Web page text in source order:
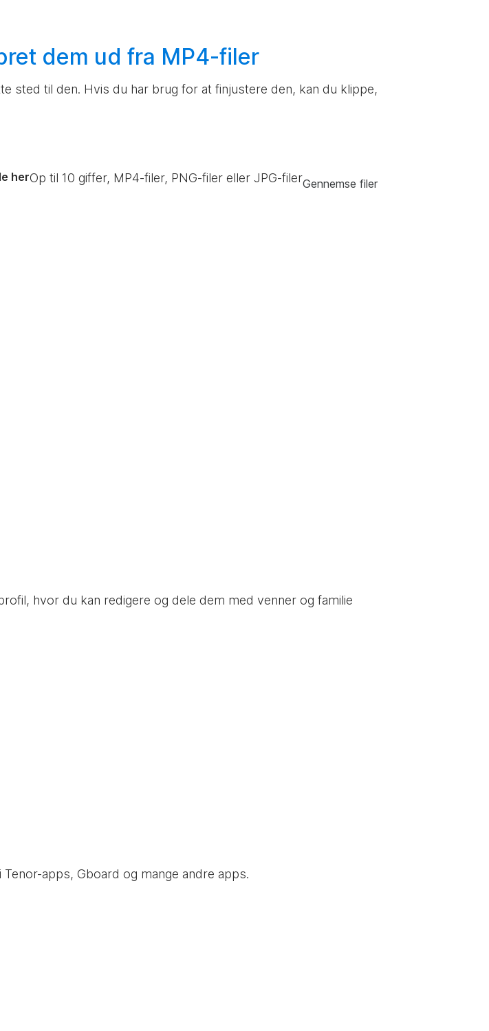
dem ud fra MP4-filer
sted til den. Hvis du har brug for at finjustere den, kan du klippe,
herOp til 10 giffer, MP4-filer, PNG-filer eller JPG-filerGennemse filer
hvor du kan redigere og dele dem med venner og familie
apps, Gboard og mange andre apps.